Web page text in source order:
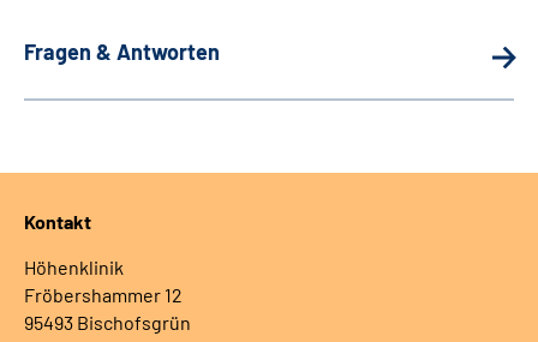
Fragen & Antworten
Kontakt
Höhenklinik
Fröbershammer 12
95493 Bischofsgrün